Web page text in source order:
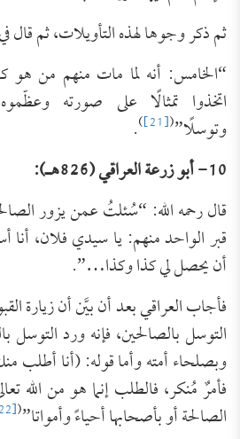
ثم ذكر وجوها لهذه التأويلات، ثم قال
“الخامس: أنه لما مات منهم من هو
اتخذوا تمثالًا على صورته
وتوسلًا”(
[21]
)
.
10- أبو زرعة العراقي (826هـ):
قال رحمه الله: “سُئلتُ عمن يزور
قبر الواحد منهم: يا سيدي فلان،
أن يحصل لي كذا وكذا…”.
فأجاب العراقي بعد أن بيَّن أن زيارة
التوسل بالصالحين، فإنه ورد التوسل
وبصلحاء أمته وأما قوله: (أنا أطلب
فأمرٌ مُنكر، فالطلب إنما هو من الله
الصالحة أو بأصحابها أحياءً وأمواتا”(
[22]